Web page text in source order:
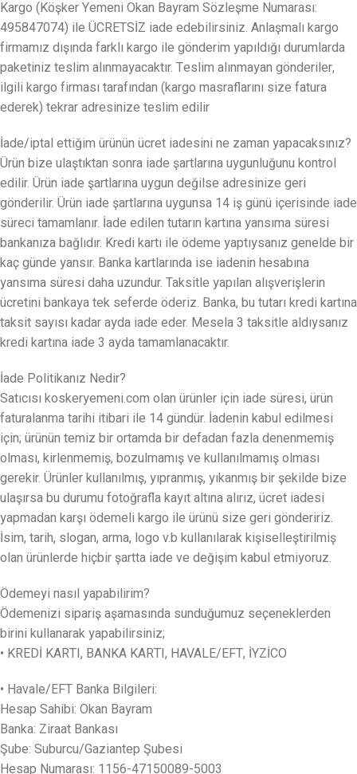
Kargo (Köşker Yemeni Okan Bayram Sözleşme Numarası:
495847074) ile ÜCRETSİZ iade edebilirsiniz. Anlaşmalı kargo
firmamız dışında farklı kargo ile gönderim yapıldığı durumlarda
paketiniz teslim alınmayacaktır. Teslim alınmayan gönderiler,
ilgili kargo firması tarafından (kargo masraflarını size fatura
ederek) tekrar adresinize teslim edilir
İade/iptal ettiğim ürünün ücret iadesini ne zaman yapacaksınız?
Ürün bize ulaştıktan sonra iade şartlarına uygunluğunu kontrol
edilir. Ürün iade şartlarına uygun değilse adresinize geri
gönderilir. Ürün iade şartlarına uygunsa 14 iş günü içerisinde iade
süreci tamamlanır. İade edilen tutarın kartına yansıma süresi
bankanıza bağlıdır. Kredi kartı ile ödeme yaptıysanız genelde bir
kaç günde yansır. Banka kartlarında ise iadenin hesabına
yansıma süresi daha uzundur. Taksitle yapılan alışverişlerin
ücretini bankaya tek seferde öderiz. Banka, bu tutarı kredi kartına
taksit sayısı kadar ayda iade eder. Mesela 3 taksitle aldıysanız
kredi kartına iade 3 ayda tamamlanacaktır.
İade Politikanız Nedir?
Satıcısı koskeryemeni.com olan ürünler için iade süresi, ürün
faturalanma tarihi itibari ile 14 gündür. İadenin kabul edilmesi
için; ürünün temiz bir ortamda bir defadan fazla denenmemiş
olması, kirlenmemiş, bozulmamış ve kullanılmamış olması
gerekir. Ürünler kullanılmış, yıpranmış, yıkanmış bir şekilde bize
ulaşırsa bu durumu fotoğrafla kayıt altına alırız, ücret iadesi
yapmadan karşı ödemeli kargo ile ürünü size geri göndeririz.
İsim, tarih, slogan, arma, logo v.b kullanılarak kişiselleştirilmiş
olan ürünlerde hiçbir şartta iade ve değişim kabul etmiyoruz.
Ödemeyi nasıl yapabilirim?
Ödemenizi sipariş aşamasında sunduğumuz seçeneklerden
birini kullanarak yapabilirsiniz;
• KREDİ KARTI, BANKA KARTI, HAVALE/EFT, İYZİCO
• Havale/EFT Banka Bilgileri:
Hesap Sahibi: Okan Bayram
Banka: Ziraat Bankası
Şube: Suburcu/Gaziantep Şubesi
Hesap Numarası: 1156-47150089-5003